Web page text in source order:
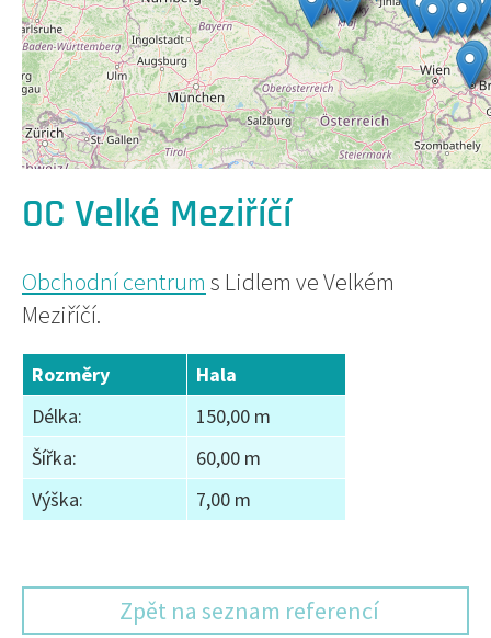
OC Velké Meziříčí
Obchodní centrum s Lidlem ve Velkém
Meziříčí.
Rozměry
Hala
Délka:
150,00 m
Šířka:
60,00 m
Výška:
7,00 m
Zpět na seznam referencí